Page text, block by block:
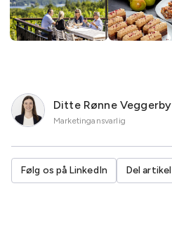
Ditte Rønne Veggerby
Marketingansvarlig
Følg os på LinkedIn Del artikel